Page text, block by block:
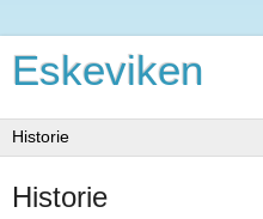
Eskeviken
Historie